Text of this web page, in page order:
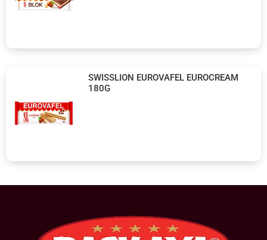
SWISSLION EUROVAFEL EUROCREAM
180G